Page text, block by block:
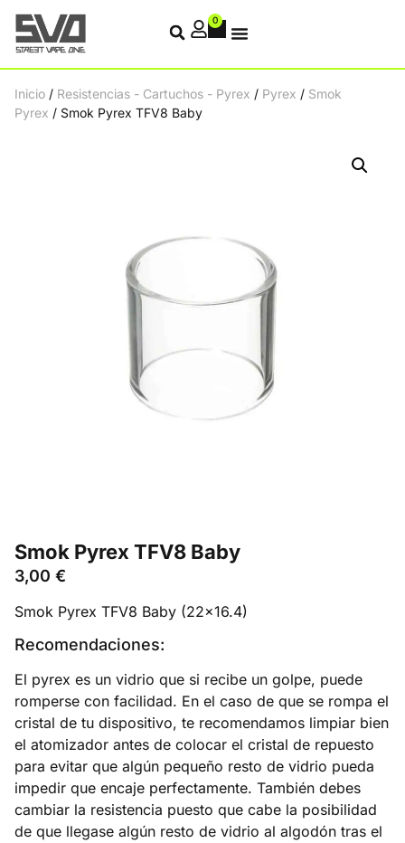
0
Inicio / Resistencias - Cartuchos - Pyrex / Pyrex / Smok
Pyrex / Smok Pyrex TFV8 Baby
Smok Pyrex TFV8 Baby
3,00 €
Smok Pyrex TFV8 Baby (22×16.4)
Recomendaciones:
El pyrex es un vidrio que si recibe un golpe, puede
romperse con facilidad. En el caso de que se rompa el
cristal de tu dispositivo, te recomendamos limpiar bien
el atomizador antes de colocar el cristal de repuesto
para evitar que algún pequeño resto de vidrio pueda
impedir que encaje perfectamente. También debes
cambiar la resistencia puesto que cabe la posibilidad
de que llegase algún resto de vidrio al algodón tras el